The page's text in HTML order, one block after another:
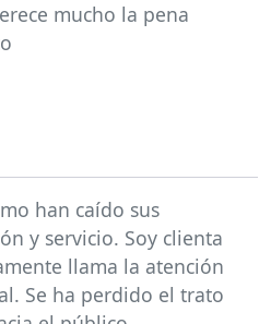
mucho la pena
han caído sus
y servicio. Soy clienta
llama la atención
Se ha perdido el trato